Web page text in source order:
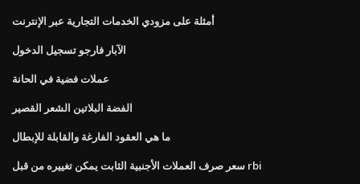
أمثلة على مزودي الخدمات التجارية عبر الإنترنت
الآبار فارجو تسجيل الدخول
عملات فضية في الحانة
الفضة البلاتين الشعر القصير
ما هي العقود الفارغة والقابلة للإبطال
سعر صرف العملات الأجنبية الثابت يمكن تغييره من قبل rbi